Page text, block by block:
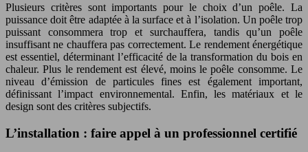
Plusieurs critères sont importants pour le choix d’un poêle. La
puissance doit être adaptée à la surface et à l’isolation. Un poêle trop
puissant consommera trop et surchauffera, tandis qu’un poêle
insuffisant ne chauffera pas correctement. Le rendement énergétique
est essentiel, déterminant l’efficacité de la transformation du bois en
chaleur. Plus le rendement est élevé, moins le poêle consomme. Le
niveau d’émission de particules fines est également important,
définissant l’impact environnemental. Enfin, les matériaux et le
design sont des critères subjectifs.
L’installation : faire appel à un professionnel certifié